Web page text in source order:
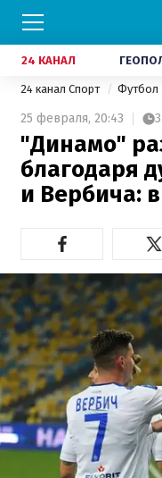
24 КАНАЛ
24 канал Спорт Футбол
25 февраля, 20:43 3
"Динамо"
благодаря
и Вербича: